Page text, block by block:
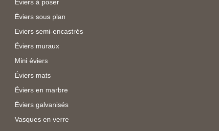
Eviers à poser
Éviers sous plan
Eviers semi-encastrés
Éviers muraux
Mini éviers
Éviers mats
Éviers en marbre
Éviers galvanisés
Vasques en verre